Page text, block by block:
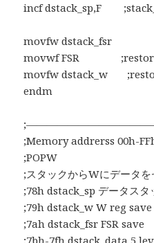
incf dstack_sp,F
movfw dstack_fsr
movwf FSR ;restore
movfw dstack_w
endm
;Memory addrerss 00h-
;POPW
;スタックからWにデータを
;78h dstack_sp データスタ
;79h dstack_w W reg save
;7ah dstack_fsr FSR save